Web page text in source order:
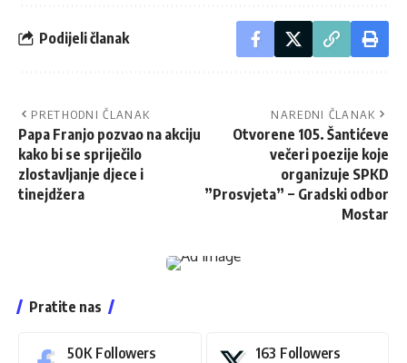
Podijeli članak
PRETHODNI ČLANAK
Papa Franjo pozvao na akciju
kako bi se spriječilo
zlostavljanje djece i
tinejdžera
NAREDNI ČLANAK
Otvorene 105. Šantićeve
večeri poezije koje
organizuje SPKD
”Prosvjeta” − Gradski odbor
Mostar
Pratite nas
50K Followers 163 Followers